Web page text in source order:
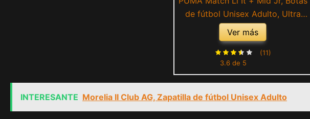
de fútbol Unisex Adulto, Ultra
Orange White Blue Glimmer, 38
EU
Ver más
3.6 de 5
(11)
INTERESANTE Morelia II Club AG, Zapatilla de fútbol Unisex Adulto